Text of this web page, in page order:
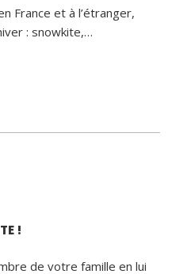
France et à l’étranger,
: snowkite,…
!
de votre famille en lui